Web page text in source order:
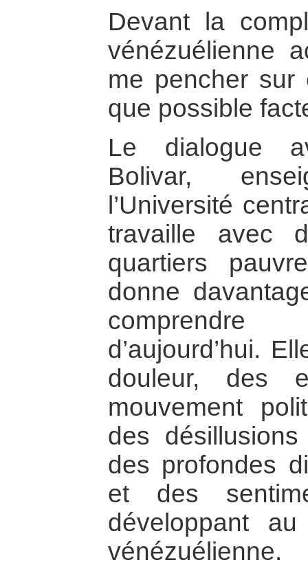
Devant la
vénézuélienne
me pencher sur
que possible
Le dialogue
Bolivar,
l’Université
travaille avec
quartiers
donne
d’aujourd’hui.
douleur, des
mouvement
des
des profondes
et des
développant
vénézuélienne.